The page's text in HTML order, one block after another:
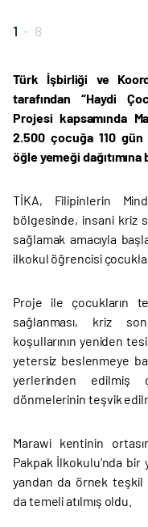
1 - 8
Türk İşbirliği ve
tarafından “Haydi
Projesi kapsamında
2.500 çocuğa 110
öğle yemeği dağıtımına
TİKA, Filipinlerin
bölgesinde, insani kriz
sağlamak amacıyla
ilkokul öğrencisi
Proje ile çocukların
sağlanması, kriz
koşullarının yeniden
yetersiz beslenmeye
yerlerinden edilmiş
dönmelerinin teşvik
Marawi kentinin
Pakpak İlkokulu’nda
yandan da örnek teşkil
da temeli atılmış oldu.